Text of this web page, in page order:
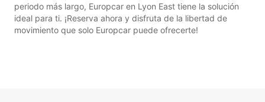
periodo más largo, Europcar en Lyon East tiene la solución
ideal para ti. ¡Reserva ahora y disfruta de la libertad de
movimiento que solo Europcar puede ofrecerte!